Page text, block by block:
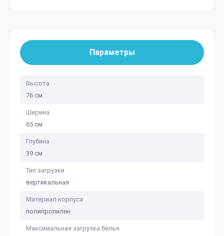
Параметры
Высота
76 см
Ширина
65 см
Глубина
39 см
Тип загрузки
вертикальная
Материал корпуса
полипропилен
Максимальная загрузка белья